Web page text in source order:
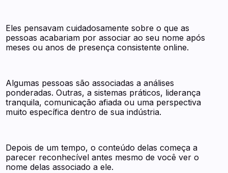
Eles pensavam cuidadosamente sobre o que as
pessoas acabariam por associar ao seu nome após
meses ou anos de presença consistente online.
Algumas pessoas são associadas a análises
ponderadas. Outras, a sistemas práticos, liderança
tranquila, comunicação afiada ou uma perspectiva
muito específica dentro de sua indústria.
Depois de um tempo, o conteúdo delas começa a
parecer reconhecível antes mesmo de você ver o
nome delas associado a ele.